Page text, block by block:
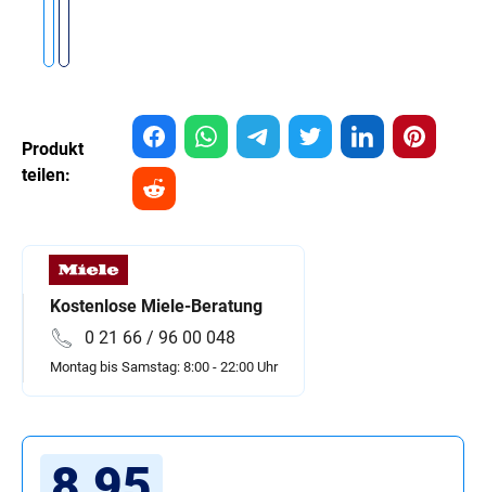
Produkt
teilen:
Kostenlose Miele-Beratung
0 21 66 / 96 00 048
Montag bis Samstag: 8:00 - 22:00 Uhr